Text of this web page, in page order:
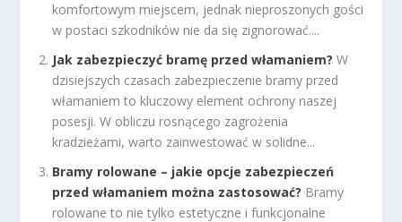
komfortowym miejscem, jednak nieproszonych gości
w postaci szkodników nie da się zignorować....
Jak zabezpieczyć bramę przed włamaniem? W
dzisiejszych czasach zabezpieczenie bramy przed
włamaniem to kluczowy element ochrony naszej
posesji. W obliczu rosnącego zagrożenia
kradzieżami, warto zainwestować w solidne...
Bramy rolowane – jakie opcje zabezpieczeń
przed włamaniem można zastosować? Bramy
rolowane to nie tylko estetyczne i funkcjonalne